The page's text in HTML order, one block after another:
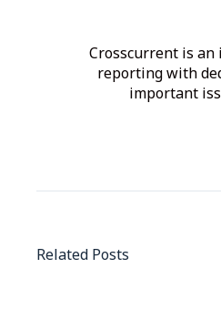
Crosscurrent is
reporting with
important
Related Posts